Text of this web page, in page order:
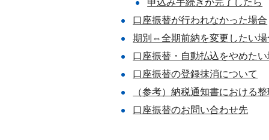
口座振替が行われなかった場合
期別⇔全期前納を変更したい場
口座振替・自動払込をやめた
口座振替の登録抹消について
（参考）納税通知書における
口座振替のお問い合わせ先